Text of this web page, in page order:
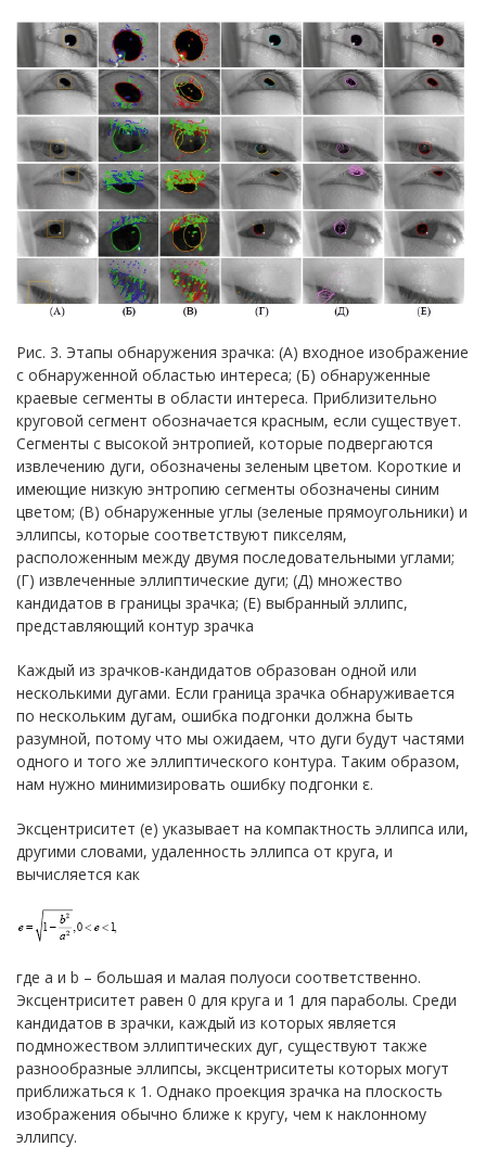
Рис. 3. Этапы обнаружения зрачка: (А) входное изображение
с обнаруженной областью интереса; (Б) обнаруженные
краевые сегменты в области интереса. Приблизительно
круговой сегмент обозначается красным, если существует.
Сегменты с высокой энтропией, которые подвергаются
извлечению дуги, обозначены зеленым цветом. Короткие и
имеющие низкую энтропию сегменты обозначены синим
цветом; (В) обнаруженные углы (зеленые прямоугольники) и
эллипсы, которые соответствуют пикселям,
расположенным между двумя последовательными углами;
(Г) извлеченные эллиптические дуги; (Д) множество
кандидатов в границы зрачка; (Е) выбранный эллипс,
представляющий контур зрачка
Каждый из зрачков-кандидатов образован одной или
несколькими дугами. Если граница зрачка обнаруживается
по нескольким дугам, ошибка подгонки должна быть
разумной, потому что мы ожидаем, что дуги будут частями
одного и того же эллиптического контура. Таким образом,
нам нужно минимизировать ошибку подгонки ε.
Эксцентриситет (е) указывает на компактность эллипса или,
другими словами, удаленность эллипса от круга, и
вычисляется как
где a и b – большая и малая полуоси соответственно.
Эксцентриситет равен 0 для круга и 1 для параболы. Среди
кандидатов в зрачки, каждый из которых является
подмножеством эллиптических дуг, существуют также
разнообразные эллипсы, эксцентриситеты которых могут
приближаться к 1. Однако проекция зрачка на плоскость
изображения обычно ближе к кругу, чем к наклонному
эллипсу.